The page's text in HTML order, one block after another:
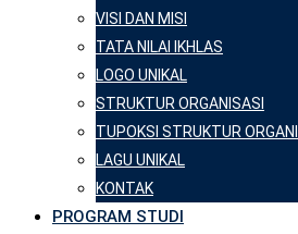
VISI DAN MISI
TATA NILAI IKHLAS
LOGO UNIKAL
STRUKTUR ORGANISASI
TUPOKSI STRUKTUR
LAGU UNIKAL
KONTAK
PROGRAM STUDI